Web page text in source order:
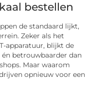
bestellen
de standaard lijkt,
Zeker als het
apparatuur, blijkt de
én betrouwbaarder dan
Maar waarom
opnieuw voor een